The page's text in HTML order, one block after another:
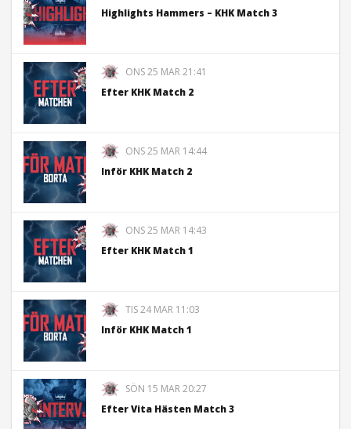
Highlights Hammers – KHK Match 3
ONS 25 MAR 21:41
Efter KHK Match 2
ONS 25 MAR 14:44
Inför KHK Match 2
ONS 25 MAR 14:43
Efter KHK Match 1
TIS 24 MAR 11:03
Inför KHK Match 1
SÖN 15 MAR 20:27
Efter Vita Hästen Match 3